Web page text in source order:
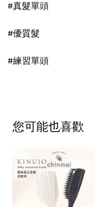
#真髮單頭
#優質髮
#練習單頭
您可能也喜歡